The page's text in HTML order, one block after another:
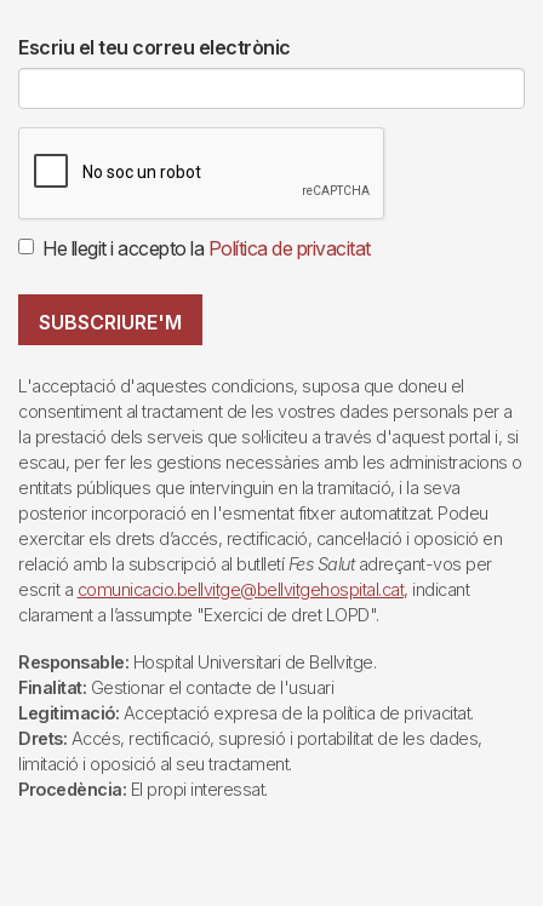
Escriu el teu correu electrònic
He llegit i accepto la Política de privacitat
SUBSCRIURE'M
L'acceptació d'aquestes condicions, suposa que doneu el
consentiment al tractament de les vostres dades personals per a
la prestació dels serveis que sol·liciteu a través d'aquest portal i, si
escau, per fer les gestions necessàries amb les administracions o
entitats públiques que intervinguin en la tramitació, i la seva
posterior incorporació en l'esmentat fitxer automatitzat. Podeu
exercitar els drets d’accés, rectificació, cancel·lació i oposició en
relació amb la subscripció al butlletí Fes Salutadreçant-vos per
escrit a comunicacio.bellvitge@bellvitgehospital.cat, indicant
clarament a l’assumpte "Exercici de dret LOPD".
Responsable: Hospital Universitari de Bellvitge.
Finalitat: Gestionar el contacte de l'usuari
Legitimació: Acceptació expresa de la política de privacitat.
Drets: Accés, rectificació, supresió i portabilitat de les dades,
limitació i oposició al seu tractament.
Procedència: El propi interessat.